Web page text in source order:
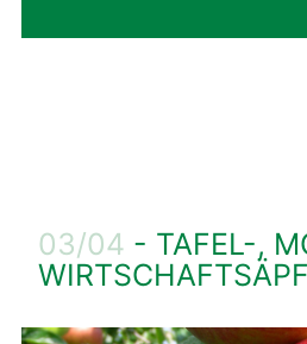
03/04 - TAFEL-,